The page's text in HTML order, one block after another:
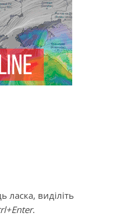
виділіть
.